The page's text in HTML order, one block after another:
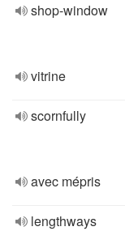
shop-window
vitrine
scornfully
avec mépris
lengthways